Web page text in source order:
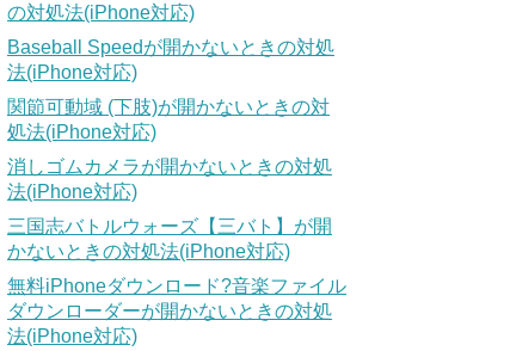
の対処法(iPhone対応)
Baseball Speedが開かないときの対処
法(iPhone対応)
関節可動域 (下肢)が開かないときの対
処法(iPhone対応)
消しゴムカメラが開かないときの対処
法(iPhone対応)
三国志バトルウォーズ【三バト】が開
かないときの対処法(iPhone対応)
無料iPhoneダウンロード?音楽ファイル
ダウンローダーが開かないときの対処
法(iPhone対応)